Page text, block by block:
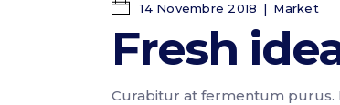
14 Novembre 2018 Market
Fresh
Curabitur at fermentum purus.